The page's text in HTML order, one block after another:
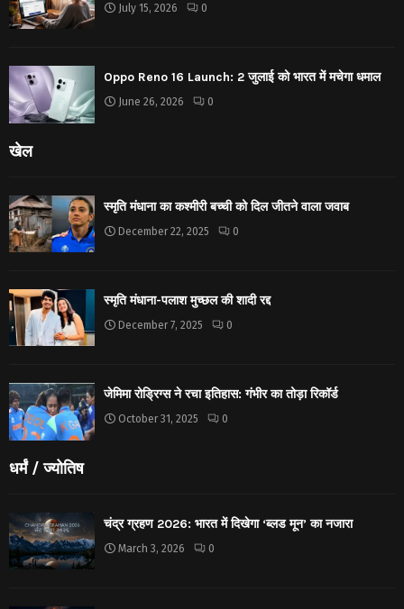
July 15, 2026 0
Oppo Reno 16 Launch: 2 जुलाई को भारत में मचेगा धमाल
June 26, 2026 0
खेल
स्मृति मंधाना का कश्मीरी बच्ची को दिल जीतने वाला जवाब
December 22, 2025 0
स्मृति मंधाना-पलाश मुच्छल की शादी रद्द
December 7, 2025 0
जेमिमा रोड्रिग्स ने रचा इतिहास: गंभीर का तोड़ा रिकॉर्ड
October 31, 2025 0
धर्मं / ज्योतिष
चंद्र ग्रहण 2026: भारत में दिखेगा ‘ब्लड मून’ का नजारा
March 3, 2026 0